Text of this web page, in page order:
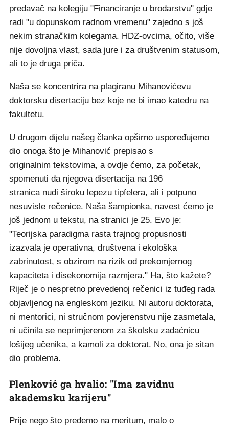
predavač na kolegiju "Financiranje u brodarstvu" gdje
radi "u dopunskom radnom vremenu" zajedno s još
nekim stranačkim kolegama. HDZ-ovcima, očito, više
nije dovoljna vlast, sada jure i za društvenim statusom,
ali to je druga priča.
Naša se koncentrira na plagiranu Mihanovićevu
doktorsku disertaciju bez koje ne bi imao katedru na
fakultetu.
U drugom dijelu našeg članka opširno uspoređujemo
dio onoga što je Mihanović prepisao s
originalnim tekstovima, a ovdje ćemo, za početak,
spomenuti da njegova disertacija na 196
stranica nudi široku lepezu tipfelera, ali i potpuno
nesuvisle rečenice. Naša šampionka, navest ćemo je
još jednom u tekstu, na stranici je 25. Evo je:
"Teorijska paradigma rasta trajnog propusnosti
izazvala je operativna, društvena i ekološka
zabrinutost, s obzirom na rizik od prekomjernog
kapaciteta i disekonomija razmjera." Ha, što kažete?
Riječ je o nespretno prevedenoj rečenici iz tuđeg rada
objavljenog na engleskom jeziku. Ni autoru doktorata,
ni mentorici, ni stručnom povjerenstvu nije zasmetala,
ni učinila se neprimjerenom za školsku zadaćnicu
lošijeg učenika, a kamoli za doktorat. No, ona je sitan
dio problema.
Plenković ga hvalio: "Ima zavidnu
akademsku karijeru"
Prije nego što pređemo na meritum, malo o